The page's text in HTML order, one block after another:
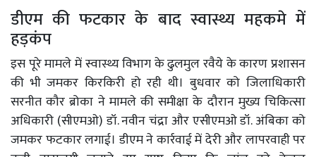
डीएम की फटकार के बाद स्वास्थ्य महकमे में
हड़कंप
इस पूरे मामले में स्वास्थ्य विभाग के ढुलमुल रवैये के कारण प्रशासन
की भी जमकर किरकिरी हो रही थी। बुधवार को जिलाधिकारी
सरनीत कौर ब्रोका ने मामले की समीक्षा के दौरान मुख्य चिकित्सा
अधिकारी (सीएमओ) डॉ. नवीन चंद्रा और एसीएमओ डॉ. अंबिका को
जमकर फटकार लगाई। डीएम ने कार्रवाई में देरी और लापरवाही पर